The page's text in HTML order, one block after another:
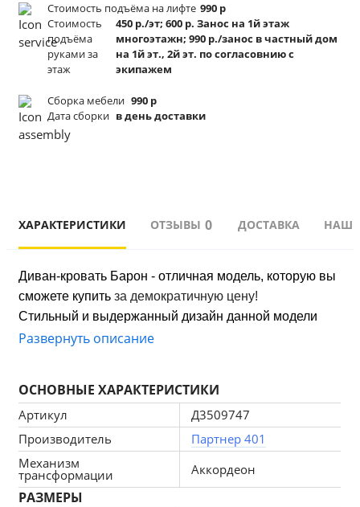
Стоимость подъёма на лифте 990 р
Стоимость
подъёма
руками за
этаж
450 р./эт; 600 р. Занос на 1й этаж
многоэтажн; 990 р./занос в частный дом
на 1й эт., 2й эт. по согласовнию с
экипажем
Сборка мебели 990 р
Дата сборки в день доставки
ХАРАКТЕРИСТИКИ ОТЗЫВЫ 0 ДОСТАВКА
Диван-кровать Барон - отличная модель, которую вы
сможете купить за демократичную цену!
Стильный и выдержанный дизайн данной модели
позволит вам разместить его практически в любом
небольшое пространство.
Для создания Диван-кровать Барон использовался
прочный и приятный на ощупь материал рогожка.
Благодаря качественным материалам и простому в
использовании механизму - аккордеон данная
модель прослужит вам долгие годы.
Развернуть описание
ОСНОВНЫЕ ХАРАКТЕРИСТИКИ
Артикул
Д3509747
Производитель
Партнер 401
Механизм
трансформации Аккордеон
РАЗМЕРЫ